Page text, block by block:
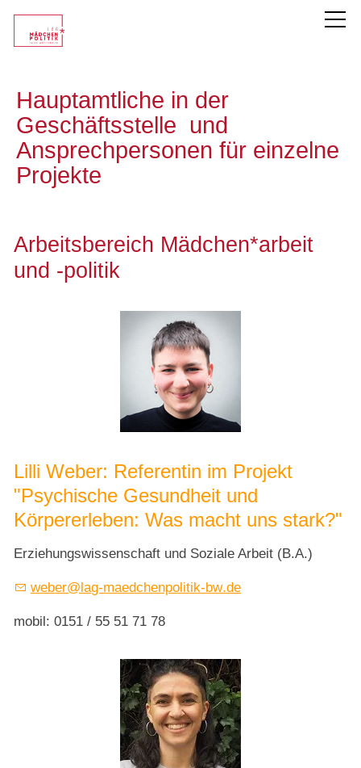
LAG Mädchen*politik
Team
Sprecherinnen
Praktikum
Publikationen
Projekte
Unsere Mitglieder
Service
Hauptamtliche in der
Geschäftsstelle und
Ansprechpersonen für einzelne
Projekte
Arbeitsbereich Mädchen*arbeit
und -politik
Lilli Weber: Referentin im Projekt
"Psychische Gesundheit und
Körpererleben: Was macht uns stark?"
Erziehungswissenschaft und Soziale Arbeit (B.A.)
w b r l g-m dch np l t k-bw d
mobil: 0151 / 55 51 71 78